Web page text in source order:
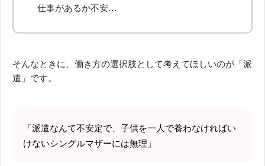
仕事があるか不安…
そんなときに、働き方の選択肢として考えてほしいのが「派
遣」です。
「派遣なんて不安定で、子供を一人で養わなければい
けないシングルマザーには無理」